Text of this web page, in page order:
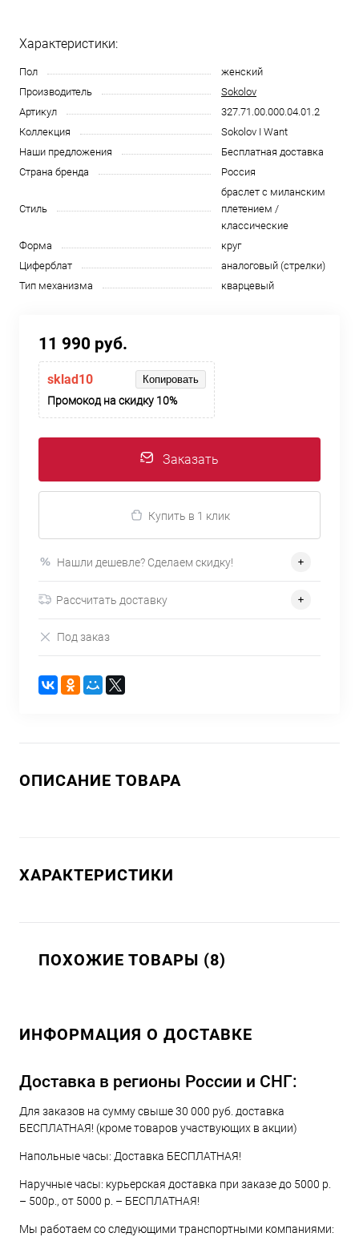
Характеристики:
Пол
женский
Производитель
Sokolov
Артикул
327.71.00.000.04.01.2
Коллекция
Sokolov I Want
Наши предложения
Бесплатная доставка
Страна бренда
Россия
Стиль
браслет с миланским
плетением /
классические
Форма
круг
Циферблат
аналоговый (стрелки)
Тип механизма
кварцевый
11 990 руб.
sklad10 Копировать
Промокод на скидку 10%
Заказать
Купить в 1 клик
Нашли дешевле? Сделаем скидку!
Рассчитать доставку
Под заказ
ОПИСАНИЕ ТОВАРА
ХАРАКТЕРИСТИКИ
ПОХОЖИЕ ТОВАРЫ (8)
ИНФОРМАЦИЯ О ДОСТАВКЕ
Доставка в регионы России и СНГ:
Для заказов на сумму свыше 30 000 руб. доставка
БЕСПЛАТНАЯ! (кроме товаров участвующих в акции)
Напольные часы: Доставка БЕСПЛАТНАЯ!
Наручные часы: курьерская доставка при заказе до 5000 р.
– 500р., от 5000 р. – БЕСПЛАТНАЯ!
Мы работаем со следующими транспортными компаниями: